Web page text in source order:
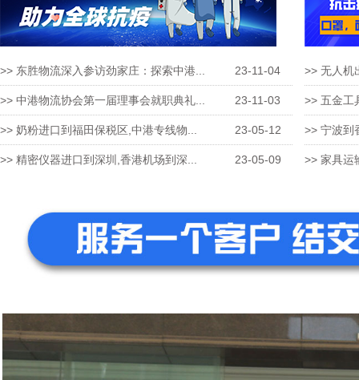
>> 东胜物流深入参访劲家庄：探索中港... 23-11-04
>> 中港物流协会第一届理事会就职典礼... 23-11-03
>> 奶粉进口到福田保税区,中港专线物... 23-05-12
>> 精密仪器进口到深圳,香港机场到深... 23-05-09
>> 无人机
>> 五金工
>> 宁波到
>> 家具运